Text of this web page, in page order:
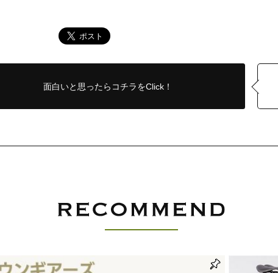
面白いと思ったら コチラをClick！